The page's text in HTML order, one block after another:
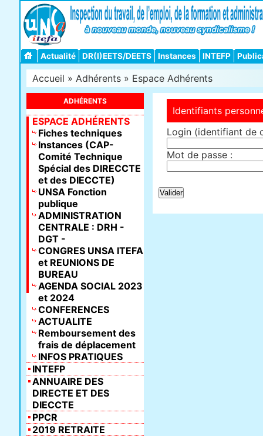
Actualité DR(I)EETS/DEETS Instances INTEFP
Accueil » Adhérents » Espace Adhérents
Identifiants
Login (identifiant de
Mot de passe :
ADHÉRENTS
ESPACE ADHÉRENTS
Fiches techniques
Instances (CAP-
Comité Technique
Spécial des DIRECCTE
et des DIECCTE)
UNSA Fonction
publique
ADMINISTRATION
CENTRALE : DRH -
DGT -
CONGRES UNSA ITEFA
et REUNIONS DE
BUREAU
AGENDA SOCIAL 2023
et 2024
CONFERENCES
ACTUALITE
Remboursement des
frais de déplacement
INFOS PRATIQUES
INTEFP
ANNUAIRE DES
DIRECTE ET DES
DIECCTE
PPCR
2019 RETRAITE